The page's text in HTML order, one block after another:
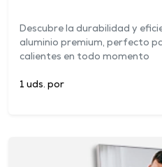
Descubre la durabilidad y
aluminio premium, perfecto
calientes en todo momento
1 uds. por